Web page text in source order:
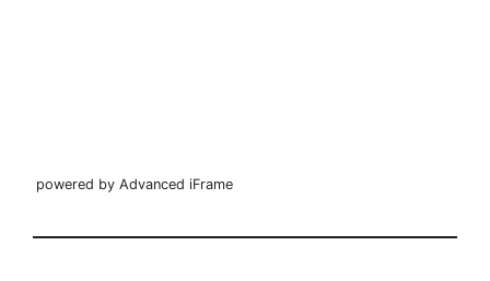
powered by Advanced iFrame